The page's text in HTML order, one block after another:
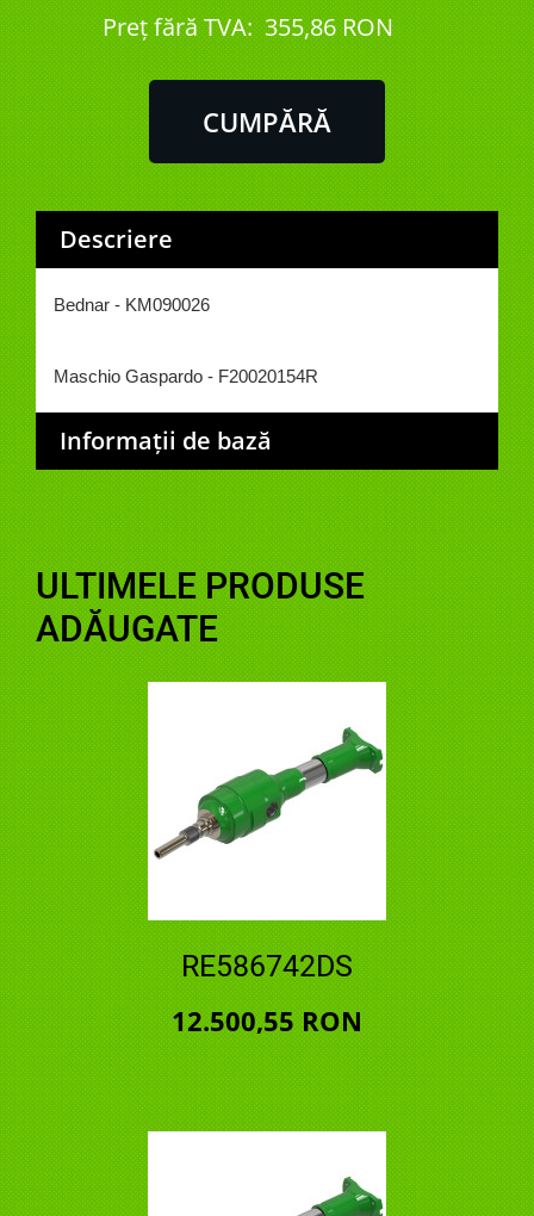
Preţ fără TVA: 355,86 RON
Descriere
Bednar - KM090026
Maschio Gaspardo - F20020154R
Informații de bază
ULTIMELE PRODUSE
ADĂUGATE
RE586742DS
12.500,55 RON